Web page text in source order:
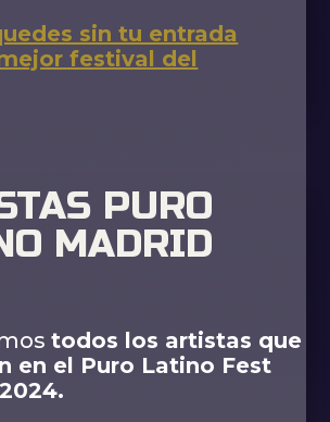
sin tu entrada
festival del
PURO
MADRID
todos los artistas que
en el Puro Latino Fest